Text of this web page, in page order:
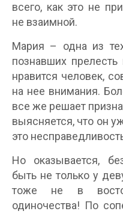
всего, как это не
не взаимной.
Мария – одна из
познавших
нравится человек,
на нее внимания.
все же решает
выясняется, что он
это
Но оказывается,
быть не только у
тоже не в
одиночества! По